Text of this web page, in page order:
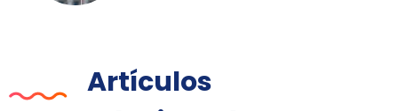
Artículos